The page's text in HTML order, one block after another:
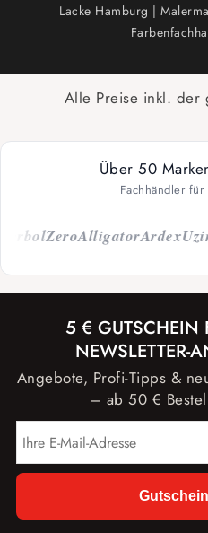
Lacke Hamburg |
Alle Preise inkl. der
Über 50
Fachhändler für
ZeroAlligatorArdexUzin
5 € GUTSCHEIN
NEWSLETTER-
Angebote, Profi-Tipps &
– ab 50 €